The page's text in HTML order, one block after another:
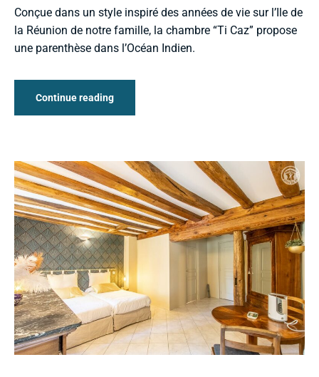
Conçue dans un style inspiré des années de vie sur l’Ile de
la Réunion de notre famille, la chambre “Ti Caz” propose
une parenthèse dans l’Océan Indien.
Continue reading